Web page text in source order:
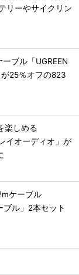
リーやサイクリン
ブル「UGREEN
25％オフの823
楽しめる
イオーディオ」が
ケーブル
ブル」2本セット